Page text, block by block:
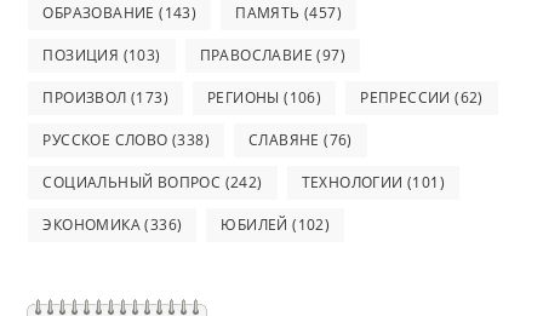
ОБРАЗОВАНИЕ (143) ПАМЯТЬ (457)
ПОЗИЦИЯ (103) ПРАВОСЛАВИЕ (97)
ПРОИЗВОЛ (173) РЕГИОНЫ (106) РЕПРЕССИИ (62)
РУССКОЕ СЛОВО (338) СЛАВЯНЕ (76)
СОЦИАЛЬНЫЙ ВОПРОС (242) ТЕХНОЛОГИИ (101)
ЭКОНОМИКА(336) ЮБИЛЕЙ (102)